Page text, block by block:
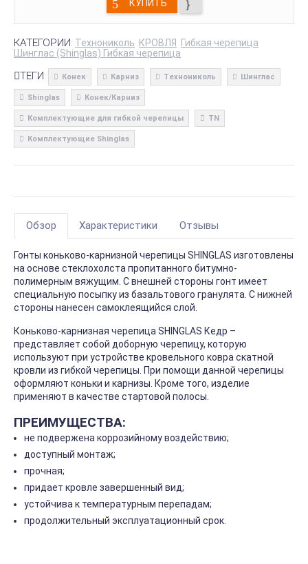
КУПИТЬ
КАТЕГОРИИ: Технониколь КРОВЛЯ
Гибкая черепица
Шинглас (Shinglas) Гибкая черепица
ТЕГИ: Конек Карниз Технониколь Шинглас
Shinglas Конек/Карниз
Комплектующие для гибкой черепицы TN
Комплектующие Shinglas
Обзор Характеристики Отзывы
Гонты коньково-карнизной черепицы SHINGLAS изготовлены
на основе стеклохолста пропитанного битумно-
полимерным вяжущим. С внешней стороны гонт имеет
специальную посыпку из базальтового гранулята. С нижней
стороны нанесен самоклеящийся слой.
Коньково-карнизная черепица SHINGLAS Кедр –
представляет собой доборную черепицу, которую
используют при устройстве кровельного ковра скатной
кровли из гибкой черепицы. При помощи данной черепицы
оформляют коньки и карнизы. Кроме того, изделие
применяют в качестве стартовой полосы.
ПРЕИМУЩЕСТВА:
не подвержена коррозийному воздействию;
доступный монтаж;
прочная;
придает кровле завершенный вид;
устойчива к температурным перепадам;
продолжительный эксплуатационный срок.